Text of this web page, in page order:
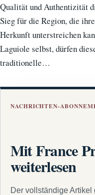
Qualität und Authentizität
Sieg für die Region, die
Herkunft unterstreichen
Laguiole selbst, dürfen
traditionelle…
NACHRICHTEN-
Mit France
weiterlesen
Der vollständige